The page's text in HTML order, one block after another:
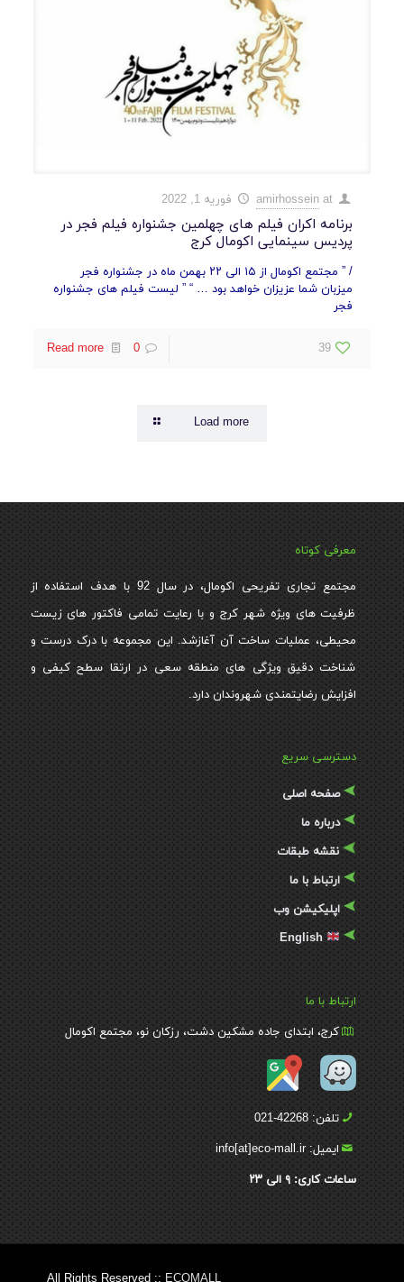
amirhossein at فوریه 1, 2022
برنامه اکران فیلم های چهلمین جشنواره فیلم فجر در
پردیس سینمایی اکومال کرج
/ ” مجتمع اکومال از ۱۵ الی ۲۲ بهمن ماه در جشنواره فجر
میزبان شما عزیزان خواهد بود … “ ” لیست فیلم های جشنواره
فجر
39
0
Read more
Load more
معرفی کوتاه
مجتمع تجاری تفریحی اکومال، در سال 92 با هدف استفاده از
ظرفیت های ویژه شهر کرج و با رعایت تمامی فاکتور های زیست
محیطی، عملیات ساخت آن آغازشد. این مجموعه با درک درست و
شناخت دقیق ویژگی های منطقه سعی در ارتقا سطح کیفی و
افزایش رضایتمندی شهروندان دارد.
دسترسی سریع
صفحه اصلی
درباره ما
نقشه طبقات
ارتباط با ما
اپلیکیشن وب
English
ارتباط با ما
کرج، ابتدای جاده مشکین دشت، رزکان نو، مجتمع اکومال
تلفن: 42268-021
ایمیل: info[at]eco-mall.ir
ساعات کاری:۹ الی۲۳